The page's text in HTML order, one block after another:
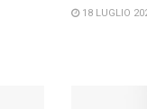
18 LUGLIO